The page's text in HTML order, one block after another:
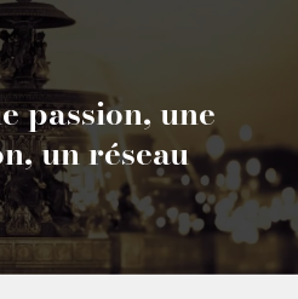
passion, une
un réseau